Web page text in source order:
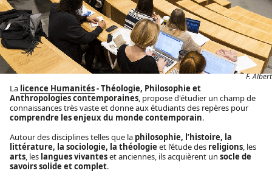
F. Albert
La licence Humanités- Théologie, Philosophie et
Anthropologies contemporaines, propose d'étudier un champ de
connaissances très vaste et donne aux étudiants des repères pour
comprendre les enjeux du monde contemporain.
Autour des disciplines telles que la philosophie, l’histoire, la
littérature, la sociologie, la théologie et l’étude des religions, les
arts, les langues vivanteset anciennes, ils acquièrent un socle de
savoirs solide et complet.